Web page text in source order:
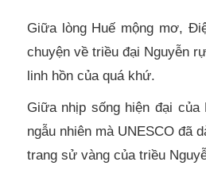
Giữa lòng Huế mộng mơ,
chuyện về triều đại Nguyễn
linh hồn của quá khứ.
Giữa nhịp sống hiện đại
ngẫu nhiên mà UNESCO đã
trang sử vàng của triều